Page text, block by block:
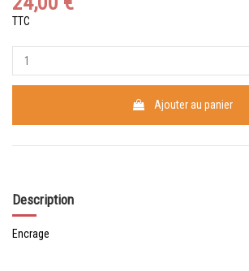
TTC
Ajouter au panier
Description
Encrage